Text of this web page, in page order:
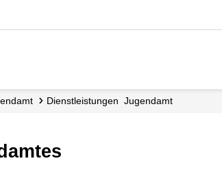
Dienst­leistungen ­ Jugendamt